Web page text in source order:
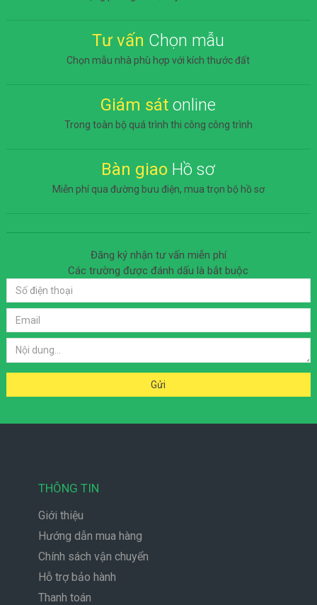
Tư vấn Chọn mẫu
Chọn mẫu nhà phù hợp với kích thước đất
Giám sát online
Trong toàn bộ quá trình thi công công trình
Bàn giao Hồ sơ
Miễn phí qua đường bưu điện, mua trọn bộ hồ sơ
Đăng ký nhận tư vấn miễn phí
Các trường được đánh dấulà bắt buộc
THÔNG TIN
Giới thiệu
Hướng dẫn mua hàng
Chính sách vận chuyển
Hỗ trợ bảo hành
Thanh toán